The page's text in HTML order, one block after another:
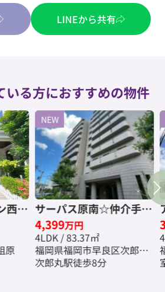
LINEから共有
いる方におすすめの物件
西新
原
NEW
サーパス原南☆仲介手数
料無料☆
4,399万円
4LDK / 83.37㎡
福岡県福岡市早良区次郎丸
５丁目
次郎丸駅徒歩8分